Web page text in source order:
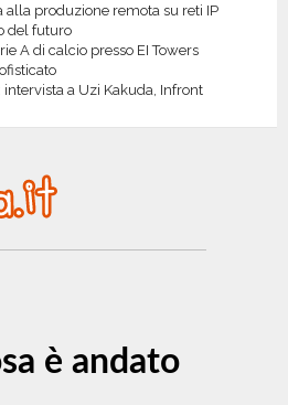
alla produzione remota su reti IP
del futuro
A di calcio presso EI Towers
a Uzi Kakuda, Infront